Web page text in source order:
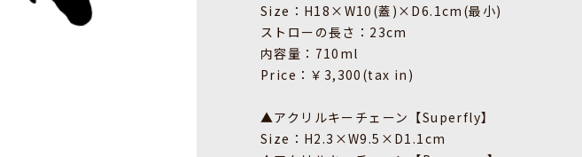
Size：H18×W10(蓋)×D6.1cm(最小)
ストローの長さ：23cm
内容量：710ml
Price：￥3,300(tax in)
▲アクリルキーチェーン【Superfly】
Size：H2.3×W9.5×D1.1cm